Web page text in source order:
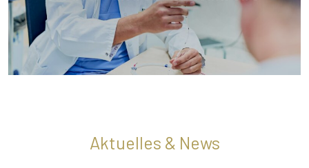
Aktuelles & News